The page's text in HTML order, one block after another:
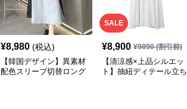
¥8,980 (税込)
【韓国デザイン】異素材
配色スリーブ切替ロング
SALE
¥8,900 ¥9890(割引前)
【清涼感×上品シルエッ
ト】抽紐ディテール立ち